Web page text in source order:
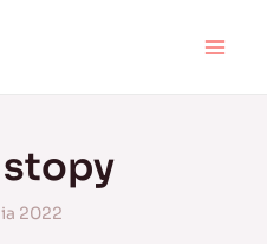
stopy
2022